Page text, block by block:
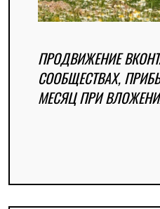
ПРОДВИЖЕНИЕ
СООБЩЕСТВАХ,
МЕСЯЦ ПРИ